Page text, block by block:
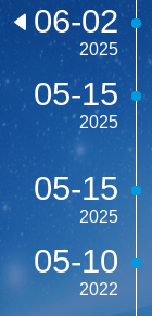
06-02
2025
05-15
2025
05-15
2025
05-10
2022